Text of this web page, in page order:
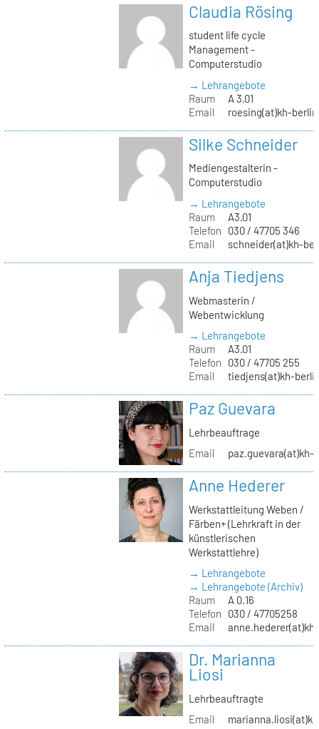
Claudia Rösing
student life cycle
Management -
Computerstudio
→ Lehrangebote
Raum
A 3.01
Email
roesing(at)kh-
Silke Schneider
Mediengestalterin -
Computerstudio
→ Lehrangebote
Raum
A3.01
Telefon
030 / 47705 346
Email
schneider(at)kh-
Anja Tiedjens
Webmasterin /
Webentwicklung
→ Lehrangebote
Raum
A3.01
Telefon
030 / 47705 255
Email
tiedjens(at)kh-
Paz Guevara
Lehrbeauftrage
Email
paz.guevara(at)kh-
Anne Hederer
Werkstattleitung Weben /
Färben+ (Lehrkraft in der
künstlerischen
Werkstattlehre)
→ Lehrangebote
→ Lehrangebote (Archiv)
Raum
A 0.16
Telefon
030 / 47705258
Email
Dr. Marianna
Liosi
Lehrbeauftragte
Email